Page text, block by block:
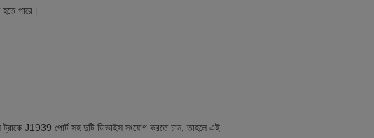
পারে।
J1939 পোর্ট সহ দুটি ডিভাইস সংযোগ করতে চান, তাহলে এই